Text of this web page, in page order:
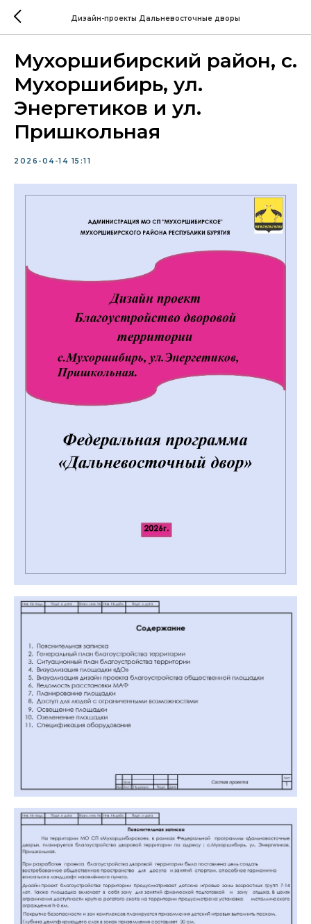
Дизайн-проекты Дальневосточные дворы
Мухоршибирский район, с.
Мухоршибирь, ул.
Энергетиков и ул.
Пришкольная
2026-04-14 15:11